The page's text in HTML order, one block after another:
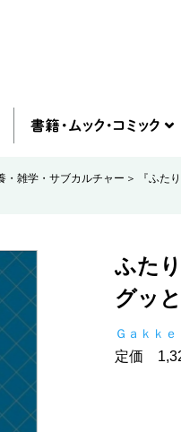
・雑学・サブカルチャー 『ふた
ふた
グッ
Ｇａｋｋｅ
定価